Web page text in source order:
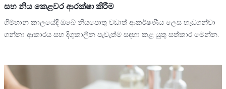
සහ නිය කෙළවර ආරක්ෂා කිරීම
ගිම්හාන කාලයේදී ඔබේ නියපොතු වඩාත් ආකර්ෂණීය ලෙස හැඩගන්වා
ගන්නා ආකාරය සහ දිගුකාලීන පැවැත්ම සඳහා කළ යුතු සත්කාර මෙන්න.